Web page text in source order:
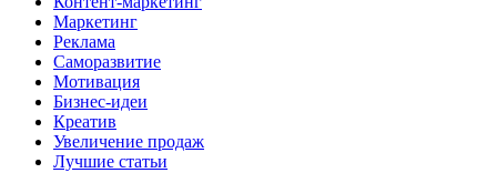
Маркетинг
Реклама
Саморазвитие
Мотивация
Бизнес-идеи
Креатив
Увеличение продаж
Лучшие статьи